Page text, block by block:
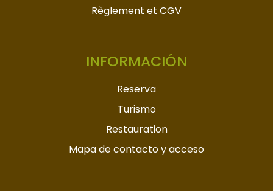
Règlement et CGV
INFORMACIÓN
Reserva
Turismo
Restauration
Mapa de contacto y acceso